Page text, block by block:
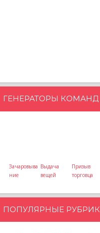
ГЕНЕРАТОРЫ КОМАНД
Зачаровыва
ние
Выдача
вещей
Призыв
торговца
ПОПУЛЯРНЫЕ